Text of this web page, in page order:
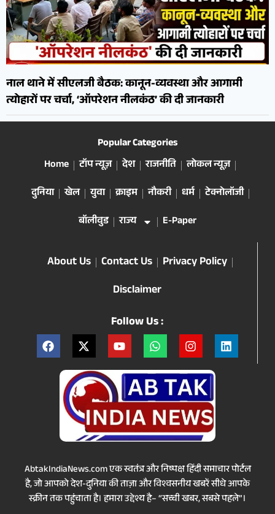
नाल थाने में सीएलजी बैठक: कानून-व्यवस्था और आगामी
त्योहारों पर चर्चा, ‘ऑपरेशन नीलकंठ’ की दी जानकारी
Popular Categories
Home
टॉप न्यूज़ देश राजनीति
लोकल न्यूज़
दुनिया
खेल युवा क्राइम नौकरी धर्म
टेक्नोलॉजी
बॉलीवुड
राज्य E-Paper
About Us Contact Us
Privacy Policy
Disclaimer
Follow Us :
AbtakIndiaNews.com एक स्वतंत्र और निष्पक्ष हिंदी समाचार पोर्टल
है, जो आपको देश-दुनिया की ताज़ा और विश्वसनीय खबरें सीधे आपके
स्क्रीन तक पहुंचाता है। हमारा उद्देश्य है– “सच्ची खबर, सबसे पहले”।